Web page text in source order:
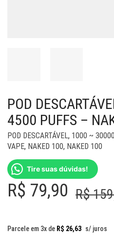
POD
4500 PUFFS –
POD DESCARTÁVEL, 1000 ~
VAPE, NAKED 100, NAKED 100
Tire suas dúvidas!
R$
R$ 79,90
Parcele em 3x de R$ 26,63 s/ juros